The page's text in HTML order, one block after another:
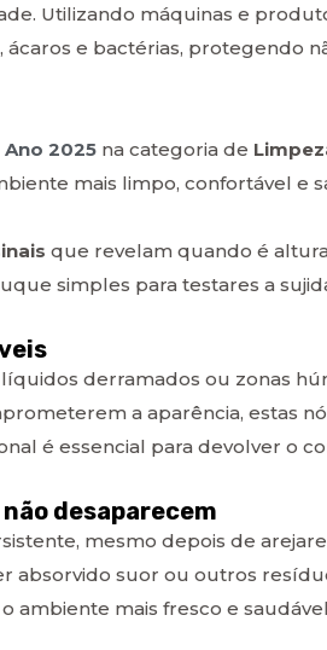
Utilizando máquinas e
ácaros e bactérias, protegendo
2025 na categoria de
mais limpo, confortável e
que revelam quando é
simples para testares a
derramados ou zonas
a aparência, estas
é essencial para devolver o
desaparecem
mesmo depois de
absorvido suor ou outros
ambiente mais fresco e